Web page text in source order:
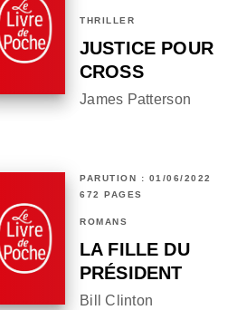
THRILLER
JUSTICE POUR
CROSS
James Patterson
PARUTION : 01/06/2022
672 PAGES
ROMANS
LA FILLE DU
PRÉSIDENT
Bill Clinton